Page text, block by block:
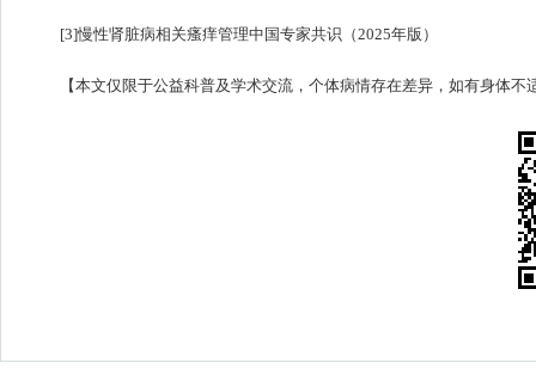
[3]慢性肾脏病相关瘙痒管理中国专家共识（2025年版）
【本文仅限于公益科普及学术交流，个体病情存在差异，如有身体